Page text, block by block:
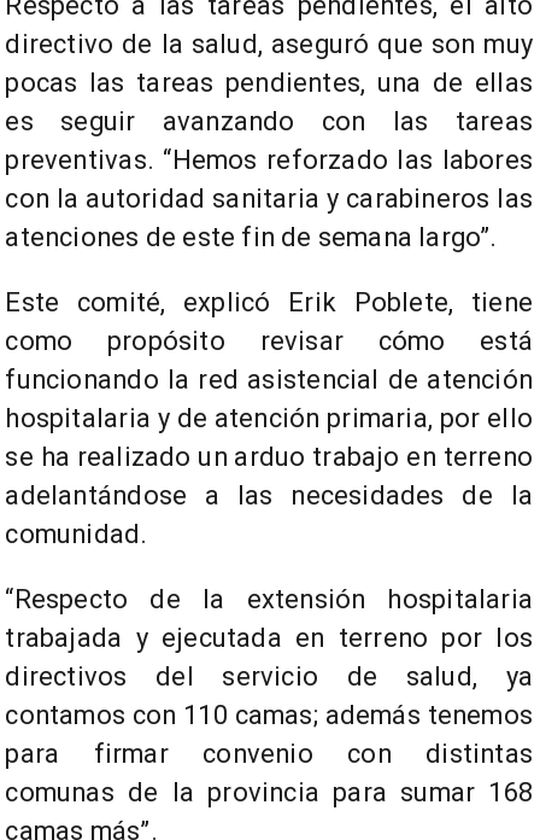
directivo de la salud, aseguró que son muy
pocas las tareas pendientes, una de ellas
es seguir avanzando con las tareas
preventivas. “Hemos reforzado las labores
con la autoridad sanitaria y carabineros las
atenciones de este fin de semana largo”.
Este comité, explicó Erik Poblete, tiene
como propósito revisar cómo está
funcionando la red asistencial de atención
hospitalaria y de atención primaria, por ello
se ha realizado un arduo trabajo en terreno
adelantándose a las necesidades de la
comunidad.
“Respecto de la extensión hospitalaria
trabajada y ejecutada en terreno por los
directivos del servicio de salud, ya
contamos con 110 camas; además tenemos
para firmar convenio con distintas
comunas de la provincia para sumar 168
camas más”.